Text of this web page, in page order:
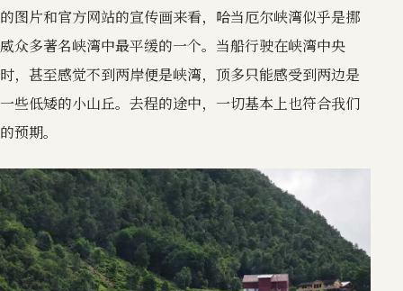
的图片和官方网站的宣传画来看，哈当厄尔峡湾似乎是挪
威众多著名峡湾中最平缓的一个。当船行驶在峡湾中央
时，甚至感觉不到两岸便是峡湾，顶多只能感受到两边是
一些低矮的小山丘。去程的途中，一切基本上也符合我们
的预期。